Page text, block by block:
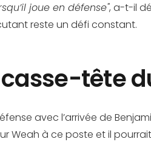
joue en défense", a-t-il
reste un défi constant.
casse-tête
avec l’arrivée de
Weah à ce poste et il